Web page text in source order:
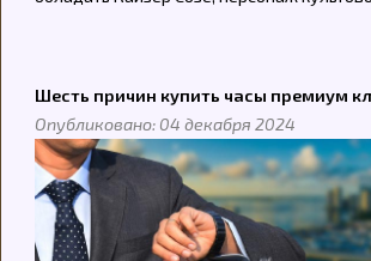
Шесть причин купить часы премиум
Опубликовано: 04 декабря 2024